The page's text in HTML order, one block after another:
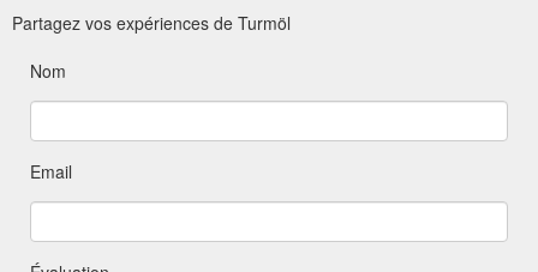
Partagez vos expériences de Turmöl
Nom
Email